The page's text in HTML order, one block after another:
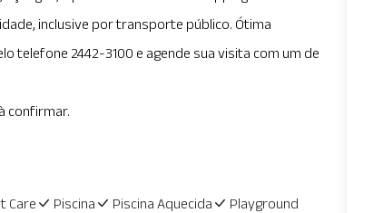
inclusive por transporte público. Ótima
telefone 2442-3100 e agende sua visita com um de
confirmar.
Care Piscina Piscina Aquecida
Playground